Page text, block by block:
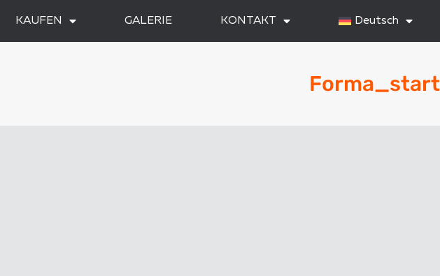
KAUFEN GALERIE KONTAKT Deutsch
Forma_start